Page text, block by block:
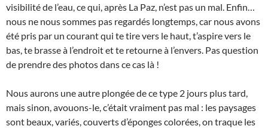
visibilité de l’eau, ce qui, après La Paz, n’est pas un mal. Enfin…
nous ne nous sommes pas regardés longtemps, car nous avons
été pris par un courant qui te tire vers le haut, t’aspire vers le
bas, te brasse à l’endroit et te retourne à l’envers. Pas question
de prendre des photos dans ce cas là !
Nous aurons une autre plongée de ce type 2 jours plus tard,
mais sinon, avouons-le, c’était vraiment pas mal : les paysages
sont beaux, variés, couverts d’éponges colorées, on traque les